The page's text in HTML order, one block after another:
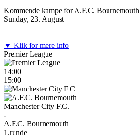
Kommende kampe for A.F.C. Bournemouth
Sunday, 23. August
▼ Klik for mere info
Premier League
14:00
15:00
Manchester City F.C.
-
A.F.C. Bournemouth
1.runde